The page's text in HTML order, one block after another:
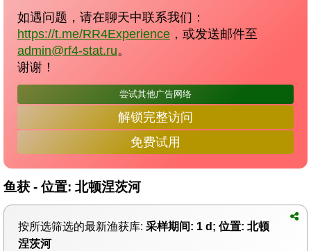
如遇问题，请在聊天中联系我们：
https://t.me/RR4Experience ，或发送邮件至
admin@rf4-stat.ru。
谢谢！
尝试其他广告网络
解锁完整访问
免费试用
鱼获 - 位置: 北顿涅茨河
按所选筛选的最新渔获库: 采样期间: 1 d; 位置: 北顿
涅茨河